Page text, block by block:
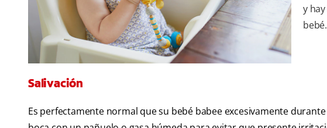
y
bebé.
Salivación
Es perfectamente normal que su bebé babee excesivamente